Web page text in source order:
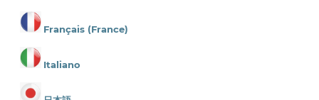
Français (France)
Italiano